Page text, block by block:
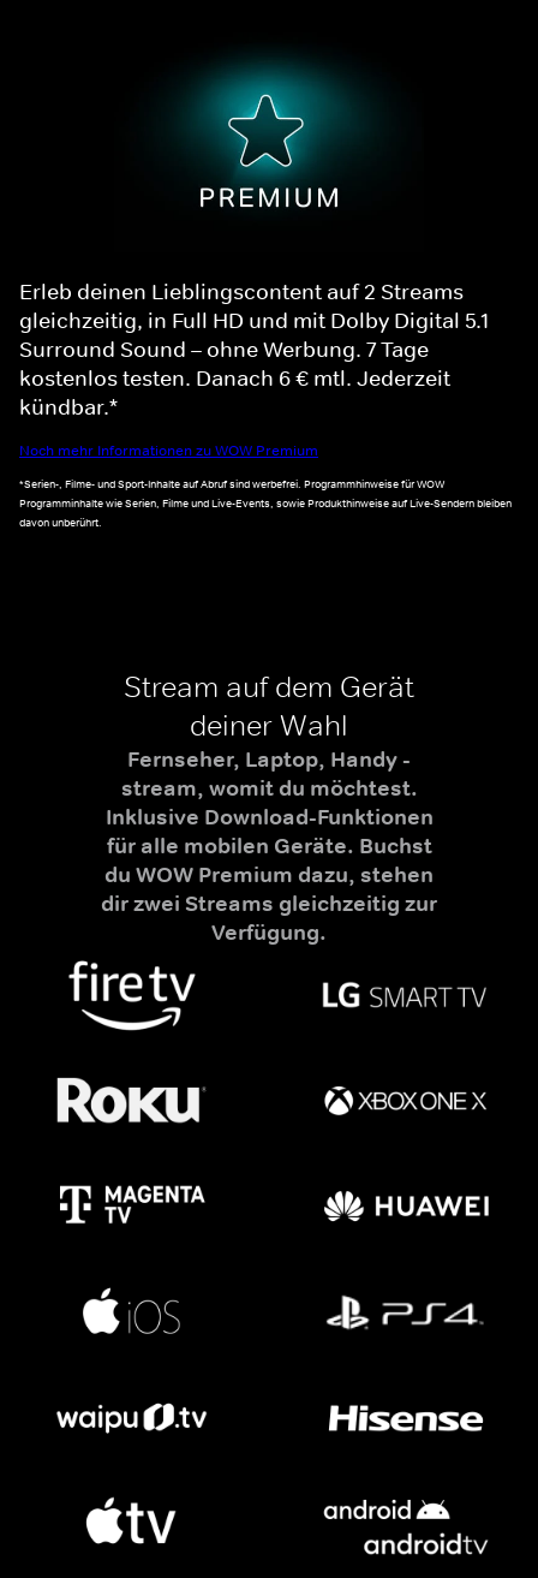
Erleb deinen Lieblingscontent auf 2 Streams
gleichzeitig, in Full HD und mit Dolby Digital 5.1
Surround Sound – ohne Werbung. 7 Tage
kostenlos testen. Danach 6 € mtl. Jederzeit
kündbar.*
Noch mehr Informationen zu WOW Premium
*Serien-, Filme- und Sport-Inhalte auf Abruf sind werbefrei. Programmhinweise für WOW
Programminhalte wie Serien, Filme und Live-Events, sowie Produkthinweise auf Live-Sendern bleiben
davon unberührt.
Stream auf dem Gerät
deiner Wahl
Fernseher, Laptop, Handy -
stream, womit du möchtest.
Inklusive Download-Funktionen
für alle mobilen Geräte. Buchst
du WOW Premium dazu, stehen
dir zwei Streams gleichzeitig zur
Verfügung.